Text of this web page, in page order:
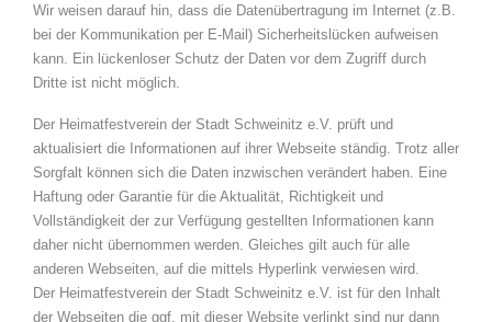
Wir weisen darauf hin, dass die Datenübertragung im Internet (z.B.
bei der Kommunikation per E-Mail) Sicherheitslücken aufweisen
kann. Ein lückenloser Schutz der Daten vor dem Zugriff durch
Dritte ist nicht möglich.
Der Heimatfestverein der Stadt Schweinitz e.V. prüft und
aktualisiert die Informationen auf ihrer Webseite ständig. Trotz aller
Sorgfalt können sich die Daten inzwischen verändert haben. Eine
Haftung oder Garantie für die Aktualität, Richtigkeit und
Vollständigkeit der zur Verfügung gestellten Informationen kann
daher nicht übernommen werden. Gleiches gilt auch für alle
anderen Webseiten, auf die mittels Hyperlink verwiesen wird.
Der Heimatfestverein der Stadt Schweinitz e.V. ist für den Inhalt
der Webseiten die ggf. mit dieser Website verlinkt sind nur dann